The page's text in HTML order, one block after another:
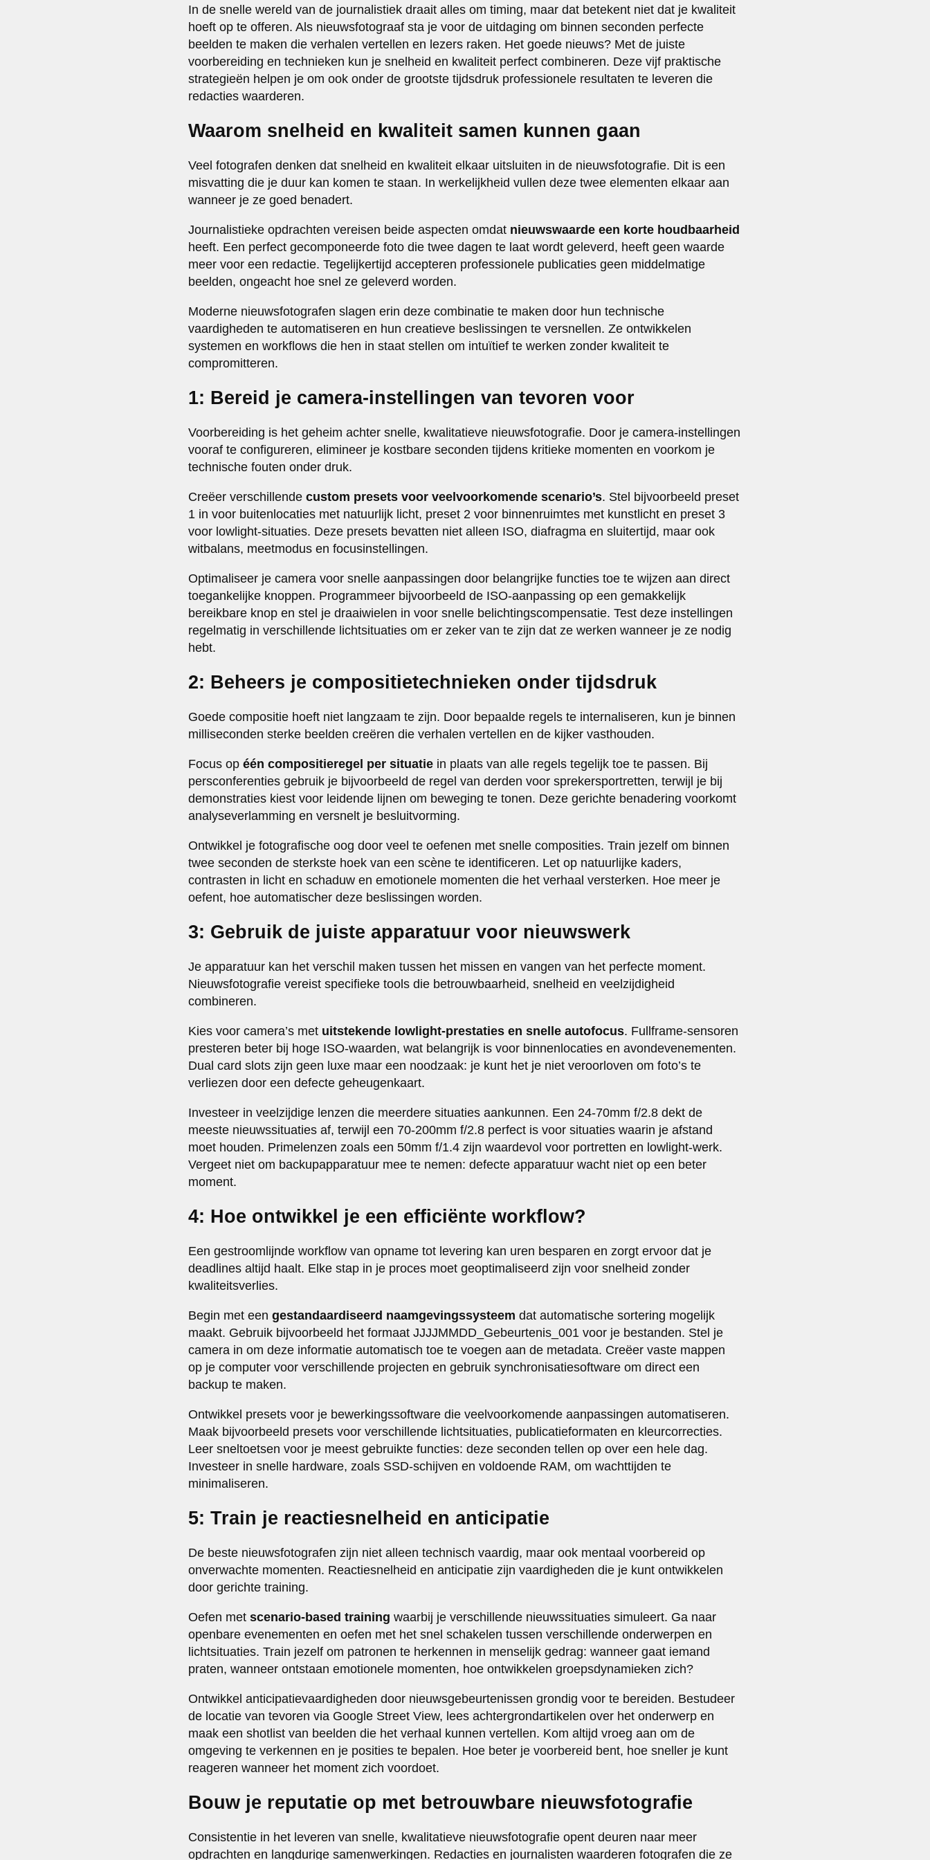
In de snelle wereld van de journalistiek draait alles om timing, maar dat betekent niet dat je kwaliteit
hoeft op te offeren. Als nieuwsfotograaf sta je voor de uitdaging om binnen seconden perfecte
beelden te maken die verhalen vertellen en lezers raken. Het goede nieuws? Met de juiste
voorbereiding en technieken kun je snelheid en kwaliteit perfect combineren. Deze vijf praktische
strategieën helpen je om ook onder de grootste tijdsdruk professionele resultaten te leveren die
redacties waarderen.
Waarom snelheid en kwaliteit samen kunnen gaan
Veel fotografen denken dat snelheid en kwaliteit elkaar uitsluiten in de nieuwsfotografie. Dit is een
misvatting die je duur kan komen te staan. In werkelijkheid vullen deze twee elementen elkaar aan
wanneer je ze goed benadert.
Journalistieke opdrachten vereisen beide aspecten omdat nieuwswaarde een korte houdbaarheid
heeft. Een perfect gecomponeerde foto die twee dagen te laat wordt geleverd, heeft geen waarde
meer voor een redactie. Tegelijkertijd accepteren professionele publicaties geen middelmatige
beelden, ongeacht hoe snel ze geleverd worden.
Moderne nieuwsfotografen slagen erin deze combinatie te maken door hun technische
vaardigheden te automatiseren en hun creatieve beslissingen te versnellen. Ze ontwikkelen
systemen en workflows die hen in staat stellen om intuïtief te werken zonder kwaliteit te
compromitteren.
1: Bereid je camera-instellingen van tevoren voor
Voorbereiding is het geheim achter snelle, kwalitatieve nieuwsfotografie. Door je camera-instellingen
vooraf te configureren, elimineer je kostbare seconden tijdens kritieke momenten en voorkom je
technische fouten onder druk.
Creëer verschillende custom presets voor veelvoorkomende scenario’s. Stel bijvoorbeeld preset
1 in voor buitenlocaties met natuurlijk licht, preset 2 voor binnenruimtes met kunstlicht en preset 3
voor lowlight-situaties. Deze presets bevatten niet alleen ISO, diafragma en sluitertijd, maar ook
witbalans, meetmodus en focusinstellingen.
Optimaliseer je camera voor snelle aanpassingen door belangrijke functies toe te wijzen aan direct
toegankelijke knoppen. Programmeer bijvoorbeeld de ISO-aanpassing op een gemakkelijk
bereikbare knop en stel je draaiwielen in voor snelle belichtingscompensatie. Test deze instellingen
regelmatig in verschillende lichtsituaties om er zeker van te zijn dat ze werken wanneer je ze nodig
hebt.
2: Beheers je compositietechnieken onder tijdsdruk
Goede compositie hoeft niet langzaam te zijn. Door bepaalde regels te internaliseren, kun je binnen
milliseconden sterke beelden creëren die verhalen vertellen en de kijker vasthouden.
Focus op één compositieregel per situatie in plaats van alle regels tegelijk toe te passen. Bij
persconferenties gebruik je bijvoorbeeld de regel van derden voor sprekersportretten, terwijl je bij
demonstraties kiest voor leidende lijnen om beweging te tonen. Deze gerichte benadering voorkomt
analyseverlamming en versnelt je besluitvorming.
Ontwikkel je fotografische oog door veel te oefenen met snelle composities. Train jezelf om binnen
twee seconden de sterkste hoek van een scène te identificeren. Let op natuurlijke kaders,
contrasten in licht en schaduw en emotionele momenten die het verhaal versterken. Hoe meer je
oefent, hoe automatischer deze beslissingen worden.
3: Gebruik de juiste apparatuur voor nieuwswerk
Je apparatuur kan het verschil maken tussen het missen en vangen van het perfecte moment.
Nieuwsfotografie vereist specifieke tools die betrouwbaarheid, snelheid en veelzijdigheid
combineren.
Kies voor camera’s met uitstekende lowlight-prestaties en snelle autofocus. Fullframe-sensoren
presteren beter bij hoge ISO-waarden, wat belangrijk is voor binnenlocaties en avondevenementen.
Dual card slots zijn geen luxe maar een noodzaak: je kunt het je niet veroorloven om foto’s te
verliezen door een defecte geheugenkaart.
Investeer in veelzijdige lenzen die meerdere situaties aankunnen. Een 24-70mm f/2.8 dekt de
meeste nieuwssituaties af, terwijl een 70-200mm f/2.8 perfect is voor situaties waarin je afstand
moet houden. Primelenzen zoals een 50mm f/1.4 zijn waardevol voor portretten en lowlight-werk.
Vergeet niet om backupapparatuur mee te nemen: defecte apparatuur wacht niet op een beter
moment.
4: Hoe ontwikkel je een efficiënte workflow?
Een gestroomlijnde workflow van opname tot levering kan uren besparen en zorgt ervoor dat je
deadlines altijd haalt. Elke stap in je proces moet geoptimaliseerd zijn voor snelheid zonder
kwaliteitsverlies.
Begin met een gestandaardiseerd naamgevingssysteem dat automatische sortering mogelijk
maakt. Gebruik bijvoorbeeld het formaat JJJJMMDD_Gebeurtenis_001 voor je bestanden. Stel je
camera in om deze informatie automatisch toe te voegen aan de metadata. Creëer vaste mappen
op je computer voor verschillende projecten en gebruik synchronisatiesoftware om direct een
backup te maken.
Ontwikkel presets voor je bewerkingssoftware die veelvoorkomende aanpassingen automatiseren.
Maak bijvoorbeeld presets voor verschillende lichtsituaties, publicatieformaten en kleurcorrecties.
Leer sneltoetsen voor je meest gebruikte functies: deze seconden tellen op over een hele dag.
Investeer in snelle hardware, zoals SSD-schijven en voldoende RAM, om wachttijden te
minimaliseren.
5: Train je reactiesnelheid en anticipatie
De beste nieuwsfotografen zijn niet alleen technisch vaardig, maar ook mentaal voorbereid op
onverwachte momenten. Reactiesnelheid en anticipatie zijn vaardigheden die je kunt ontwikkelen
door gerichte training.
Oefen met scenario-based training waarbij je verschillende nieuwssituaties simuleert. Ga naar
openbare evenementen en oefen met het snel schakelen tussen verschillende onderwerpen en
lichtsituaties. Train jezelf om patronen te herkennen in menselijk gedrag: wanneer gaat iemand
praten, wanneer ontstaan emotionele momenten, hoe ontwikkelen groepsdynamieken zich?
Ontwikkel anticipatievaardigheden door nieuwsgebeurtenissen grondig voor te bereiden. Bestudeer
de locatie van tevoren via Google Street View, lees achtergrondartikelen over het onderwerp en
maak een shotlist van beelden die het verhaal kunnen vertellen. Kom altijd vroeg aan om de
omgeving te verkennen en je posities te bepalen. Hoe beter je voorbereid bent, hoe sneller je kunt
reageren wanneer het moment zich voordoet.
Bouw je reputatie op met betrouwbare nieuwsfotografie
Consistentie in het leveren van snelle, kwalitatieve nieuwsfotografie opent deuren naar meer
opdrachten en langdurige samenwerkingen. Redacties en journalisten waarderen fotografen die ze